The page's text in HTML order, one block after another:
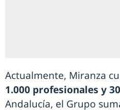
Actualmente, Miranza
1.000 profesionales y
Andalucía, el Grupo